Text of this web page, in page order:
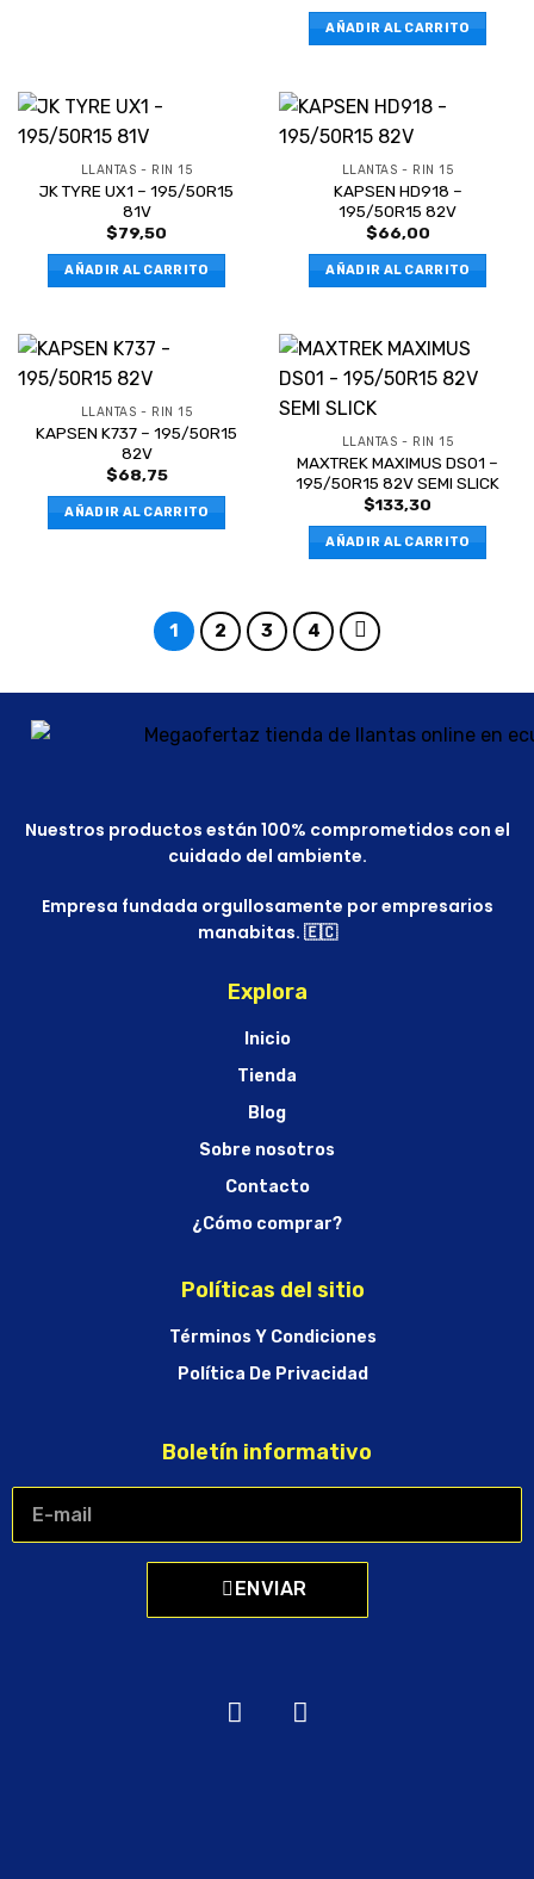
AÑADIR AL CARRITO
LLANTAS - RIN 15
JK TYRE UX1 – 195/50R15
81V
$79,50
AÑADIR AL CARRITO
LLANTAS - RIN 15
KAPSEN HD918 –
195/50R15 82V
$66,00
AÑADIR AL CARRITO
LLANTAS - RIN 15
KAPSEN K737 – 195/50R15
82V
$68,75
AÑADIR AL CARRITO
LLANTAS - RIN 15
MAXTREK MAXIMUS DS01 –
195/50R15 82V SEMI SLICK
$133,30
AÑADIR AL CARRITO
1 2 3 4
Nuestros productos están 100% comprometidos con el
cuidado del ambiente.
Empresa fundada orgullosamente por empresarios
manabitas. 🇪🇨
Explora
Inicio
Tienda
Blog
Sobre nosotros
Contacto
¿Cómo comprar?
Políticas del sitio
Términos Y Condiciones
Política De Privacidad
Boletín informativo
ENVIAR